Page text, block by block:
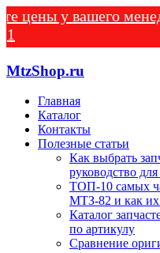
у вашего
MtzShop.ru
Главная
Каталог
Контакты
Полезные статьи
Как выбрать
руководство
ТОП-10 самых
МТЗ-82 и как их
Каталог
по артикулу
Сравнение